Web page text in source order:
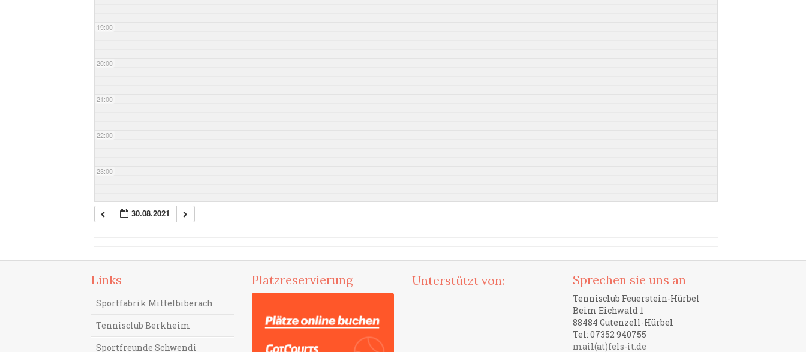
19:00
20:00
21:00
22:00
23:00
30.08.2021
Links
Sportfabrik Mittelbiberach
Tennisclub Berkheim
Sportfreunde Schwendi
Platzreservierung Unterstützt von: Sprechen sie uns an
Tennisclub Feuerstein-Hürbel
Beim Eichwald 1
88484 Gutenzell-Hürbel
Tel: 07352 940755
mail(at)fels-it.de